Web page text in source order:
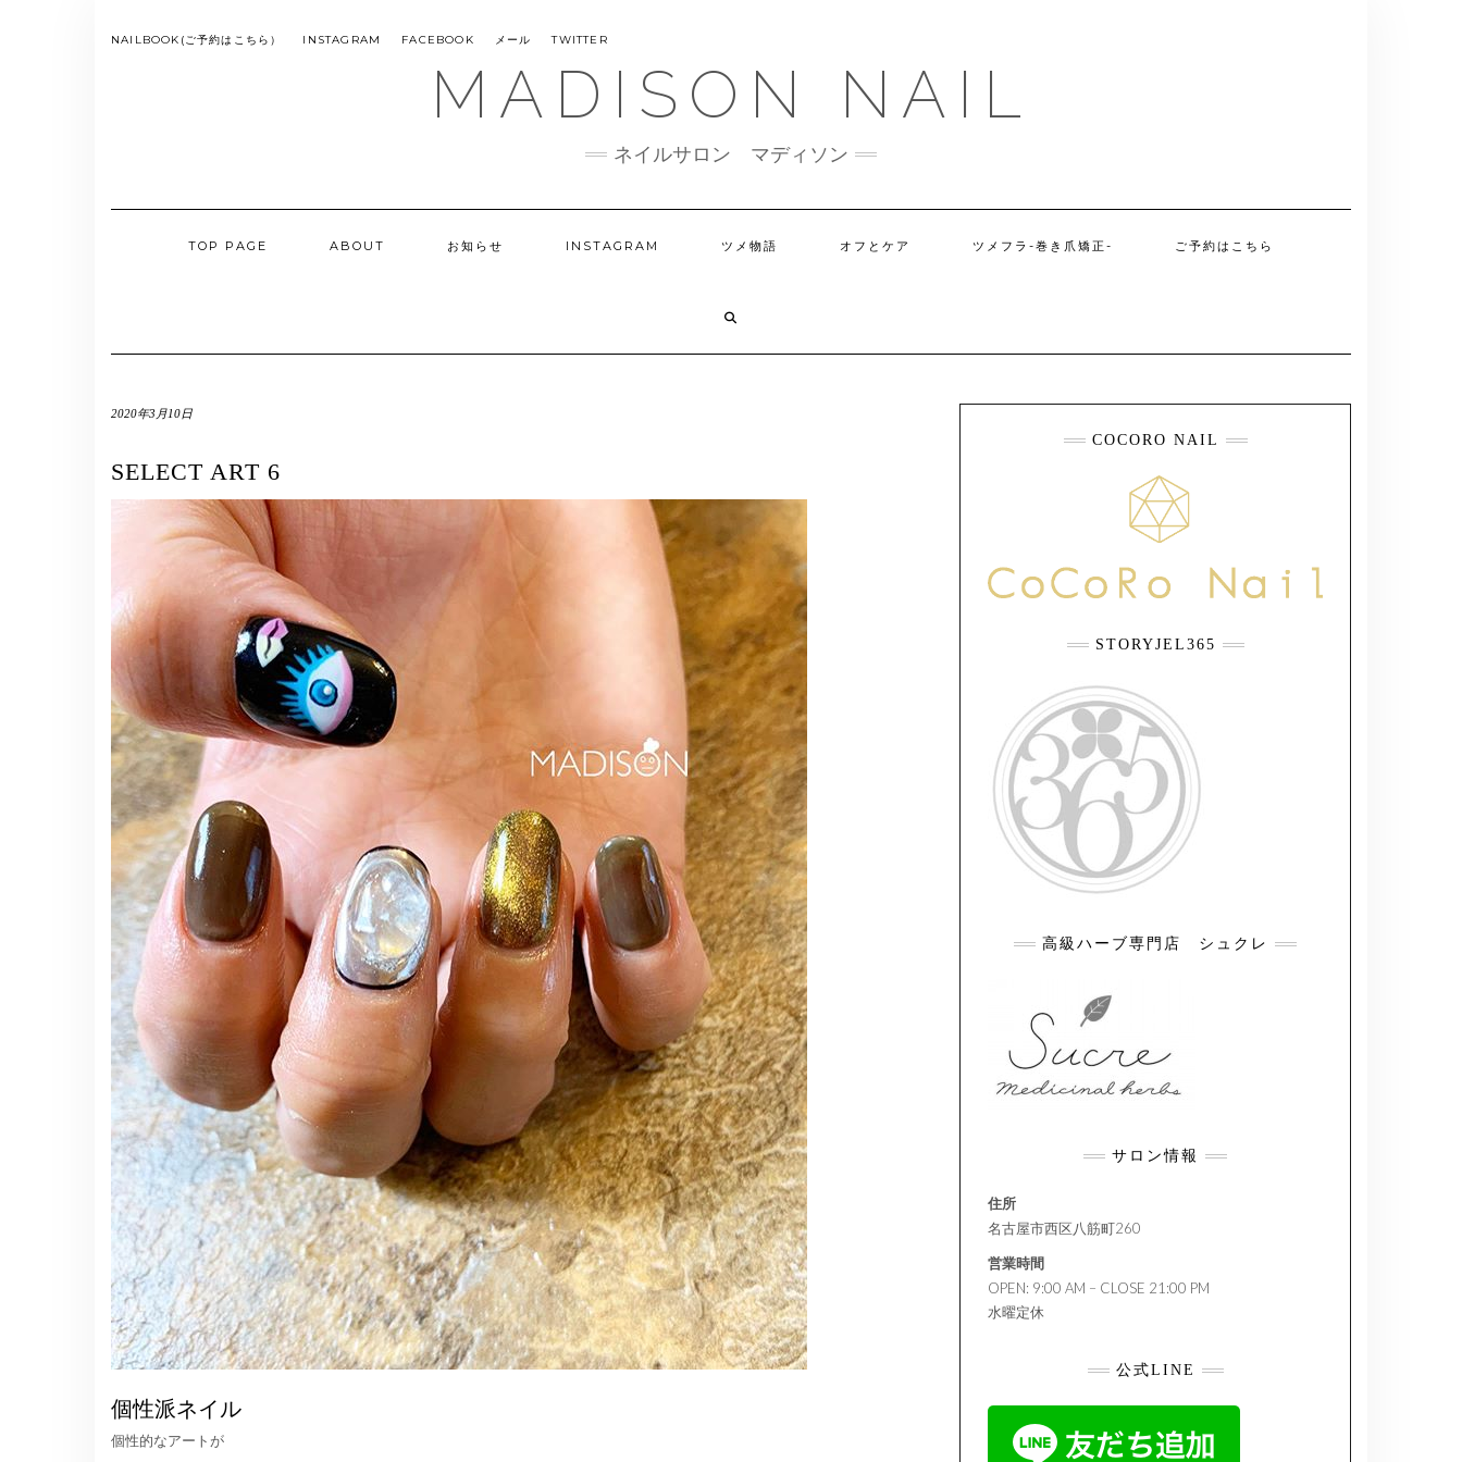
MENU
NAILBOOK(ご予約はこちら） INSTAGRAM FACEBOOK メール TWITTER
MADISON NAIL
ネイルサロン マディソン
TOP PAGE ABOUT お知らせ INSTAGRAM ツメ物語 オフとケア ツメフラ-巻き爪矯正- ご予約はこちら
2020年3月10日
SELECT ART 6
個性派ネイル
個性的なアートが
COCORO NAIL
STORYJEL365
高級ハーブ専門店 シュクレ
サロン情報
住所
名古屋市西区八筋町260
営業時間
OPEN: 9:00 AM – CLOSE 21:00 PM
水曜定休
公式LINE